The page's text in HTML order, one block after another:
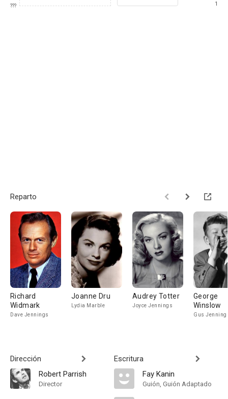
???
1
Reparto
Richard
Widmark
Dave Jennings
Joanne Dru
Lydia Marble
Audrey Totter
Joyce Jennings
George
Winslow
Gus
Dirección
Robert Parrish
Director
Escritura
Fay Kanin
Guión, Guión Adaptado